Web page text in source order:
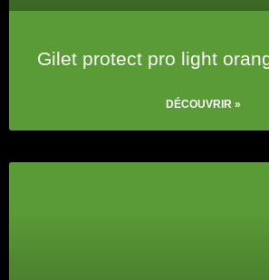
Gilet protect pro light
DÉCOUVRIR »